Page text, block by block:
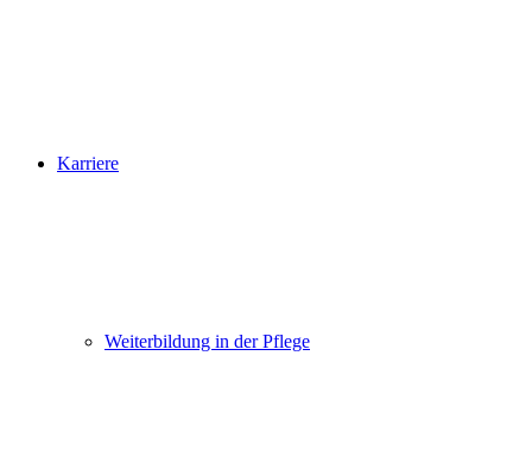
Karriere
Weiterbildung in der Pflege